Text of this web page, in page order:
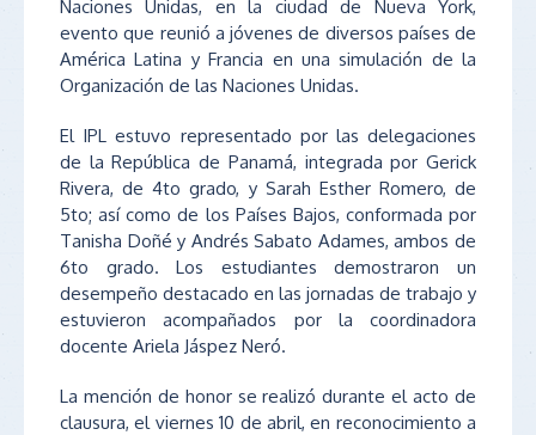
Naciones Unidas, en la ciudad de Nueva York,
evento que reunió a jóvenes de diversos países de
América Latina y Francia en una simulación de la
Organización de las Naciones Unidas.
El IPL estuvo representado por las delegaciones
de la República de Panamá, integrada por Gerick
Rivera, de 4to grado, y Sarah Esther Romero, de
5to; así como de los Países Bajos, conformada por
Tanisha Doñé y Andrés Sabato Adames, ambos de
6to grado. Los estudiantes demostraron un
desempeño destacado en las jornadas de trabajo y
estuvieron acompañados por la coordinadora
docente Ariela Jáspez Neró.
La mención de honor se realizó durante el acto de
clausura, el viernes 10 de abril, en reconocimiento a